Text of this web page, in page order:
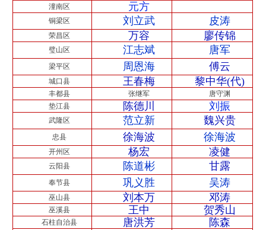
潼南区 元方
铜梁区 刘立武 皮涛
荣昌区 万容 廖传锦
璧山区 江志斌 唐军
梁平区 周恩海 傅云
城口县 王春梅 黎中华(代)
丰都县 张继军
唐守渊
垫江县
陈德川 刘振
武隆区 范立新 魏兴贵
忠县 徐海波 徐海波
开州区 杨宏 凌健
云阳县 陈道彬 甘露
奉节县 巩义胜 吴涛
巫山县 刘本万 邓涛
巫溪县 王中 贺秀山
石柱自治县 唐洪芳 陈森